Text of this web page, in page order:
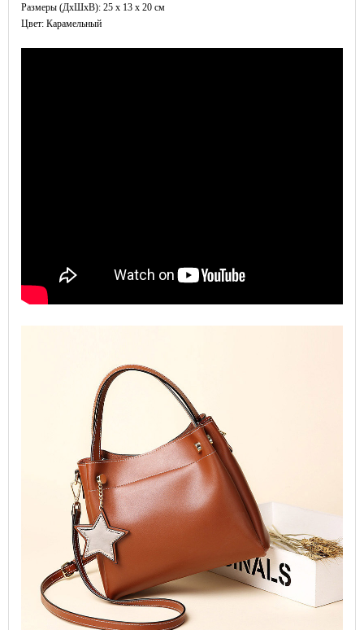
Размеры (ДxШхВ): 25 x 13 x 20 см
Цвет: Карамельный